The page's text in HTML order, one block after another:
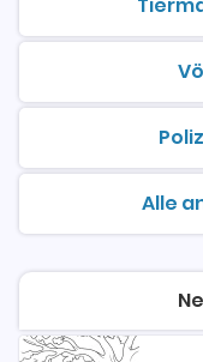
Alle